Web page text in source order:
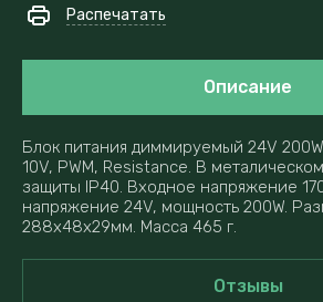
Распечатать
Описание
Блок питания диммируемый 24V
10V, PWM, Resistance. В
защиты IP40. Входное напряжение
напряжение 24V, мощность 200W.
288x48x29мм. Масса 465 г.
Отзывы